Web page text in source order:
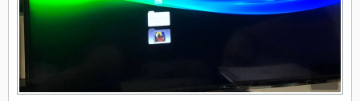
Ich möchte gerne mehr zu diesem Thema erfahren,
finde dazu jedoch nichts im Deutschsprachigen Raum.